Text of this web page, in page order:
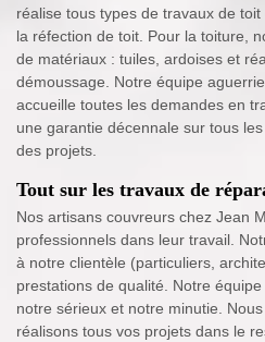
réalise tous types de travaux de
la réfection de toit. Pour la toiture,
de matériaux : tuiles, ardoises et
démoussage. Notre équipe
accueille toutes les demandes en
une garantie décennale sur tous
des projets.
Tout sur les travaux de
Nos artisans couvreurs chez Jean
professionnels dans leur travail.
à notre clientèle (particuliers,
prestations de qualité. Notre
notre sérieux et notre minutie.
réalisons tous vos projets dans le